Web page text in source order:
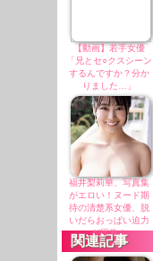
【動画】若手女優
「兄とセ○クスシーン
するんですか？分か
りました…」
福井梨莉華、写真集
がエロい！ヌード期
待の清楚系女優、脱
いだらおっぱい迫力
が圧巻！
関連記事